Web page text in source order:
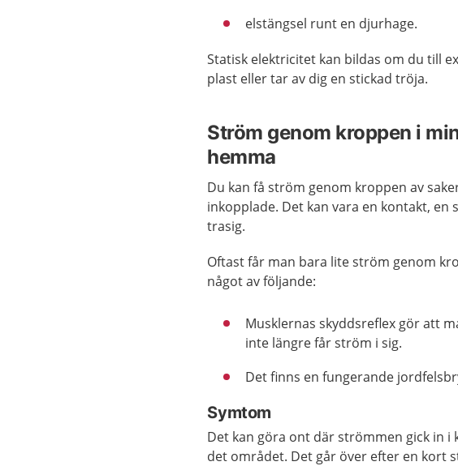
elstängsel runt en djurhage.
Statisk elektricitet kan bildas om du till
plast eller tar av dig en stickad tröja.
Ström genom kroppen i
hemma
Du kan få ström genom kroppen av
inkopplade. Det kan vara en kontakt,
trasig.
Oftast får man bara lite ström genom
något av följande:
Musklernas skyddsreflex gör att
inte längre får ström i sig.
Det finns en fungerande
Symtom
Det kan göra ont där strömmen gick in
det området. Det går över efter en kort